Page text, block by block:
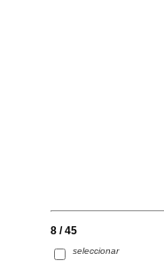
8 / 45
seleccionar